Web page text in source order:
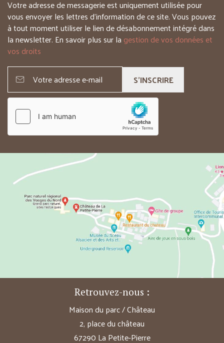
Votre adresse de messagerie est uniquement utilisée pour
vous envoyer les lettres d’information de ce site. Vous pouvez
à tout moment utiliser le lien de désabonnement intégré dans
la newsletter. En savoir plus sur la gestion de vos données et
vos droits
S'INSCRIRE
Retrouvez-nous :
Maison du parc / Château
2, place du château
67290 La Petite-Pierre